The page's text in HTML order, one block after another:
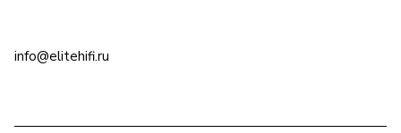
info@elitehifi.ru